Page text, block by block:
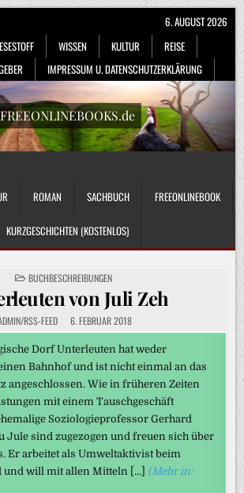
WISSEN KULTUR
REISE
IMPRESSUM U. DATENSCHUTZERKLÄRUNG
6. AUGUST 2026
FREEONLINEBOOKS.de
ROMAN SACHBUCH FREEONLINEBOOK
KURZGESCHICHTEN (KOSTENLOS)
POSTED
IN
BUCHBESCHREIBUNGEN
von Juli Zeh
RSS-FEED 6. FEBRUAR 2018
Dorf Unterleuten hat weder
Bahnhof und ist nicht einmal an das
angeschlossen. Wie in früheren Zeiten
mit einem Tauschgeschäft
Soziologieprofessor Gerhard
Jule sind zugezogen und freuen sich über
Er arbeitet als Umweltaktivist beim
und will mit allen Mitteln […] (Mehr in: